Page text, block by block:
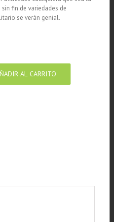
fin de variedades de
se verán genial.
AL CARRITO